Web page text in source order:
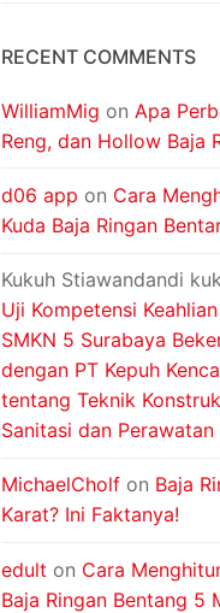
RECENT COMMENTS
WilliamMig on Apa
Reng, dan Hollow Baja
d06 app on Cara
Kuda Baja Ringan
Kukuh Stiawandandi
Uji Kompetensi
SMKN 5 Surabaya
dengan PT Kepuh
tentang Teknik
Sanitasi dan Perawatan
MichaelCholf on Baja
Karat? Ini Faktanya!
edult on Cara
Baja Ringan Bentang 5